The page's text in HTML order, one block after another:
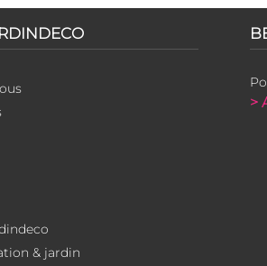
& jardin
>